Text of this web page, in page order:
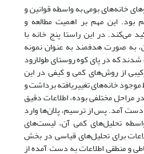
خانه‌های بومی به واسطه قوانین و
این مهم بر اهمیت مطالعه و
می‌کند. در این راستا پنج خانه با
به صورت هدفمند به عنوان نمونه
که در پای کوه روستای طولارود
از روش‌های کمی و کیفی در این
خانه‌های تغییریافته برداشت و
مراحل مختلفی بوده، اطلاعات دقیق
آمد. پس از ترسیم، پلان‌ها وارد
تحلیل‌های کمی آن، لیست‌های
برای تحلیل‌های قیاسی در بخش
و منطقی اطلاعات به دست آمده از